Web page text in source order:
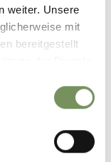
weiter. Unsere
mit
bereitgestellt